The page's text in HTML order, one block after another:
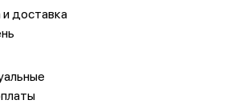
доставка